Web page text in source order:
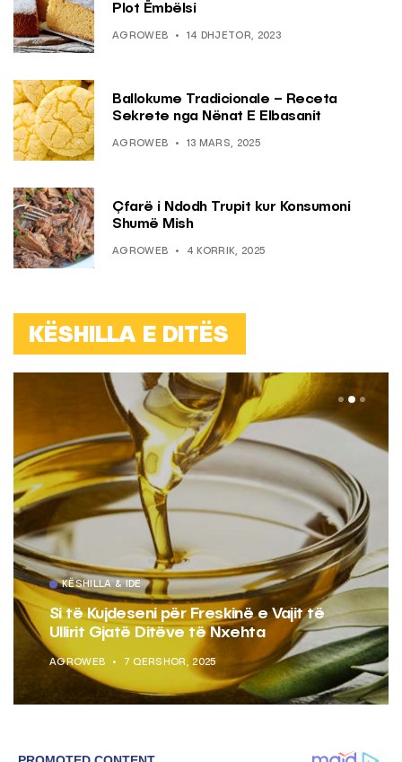
Plot Ëmbëlsi
AGROWEB 14 DHJETOR, 2023
Ballokume Tradicionale – Receta
Sekrete nga Nënat E Elbasanit
AGROWEB 13 MARS, 2025
Çfarë i Ndodh Trupit kur Konsumoni
Shumë Mish
AGROWEB 4 KORRIK, 2025
KËSHILLA E DITËS
KËSHILLA & IDE
Pse Nuk Duhet të Përdorni Letrën e
Aluminit për Ruajtjen e Ushqimeve
AGROWEB 7 QERSHOR, 2025